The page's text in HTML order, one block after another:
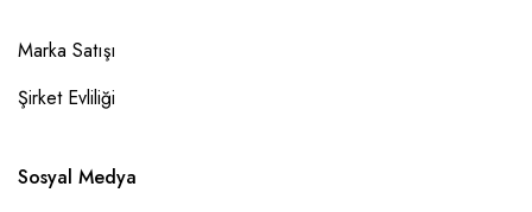
Marka Satışı
Şirket Evliliği
Sosyal Medya